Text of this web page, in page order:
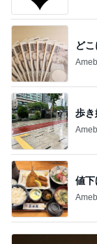
ど
歩き
値下